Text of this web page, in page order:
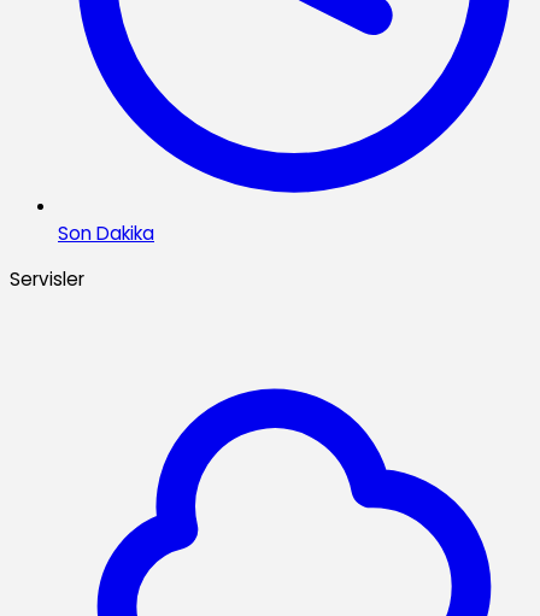
Son Dakika
Servisler